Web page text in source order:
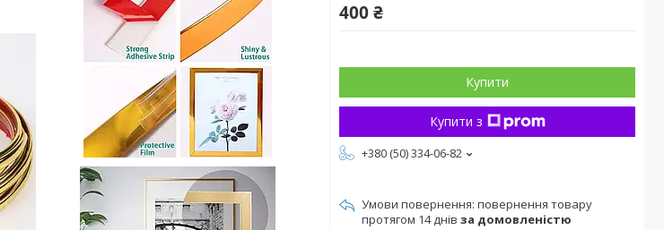
400 ₴
Купити
Купити з
+380 (50) 334-06-82
повернення товару
протягом 14 днів за домовленістю